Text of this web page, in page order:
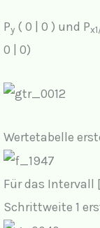
Py ( 0 | 0 ) und P
0 | 0)
Wertetabelle
Für das Intervall
Schrittweite 1